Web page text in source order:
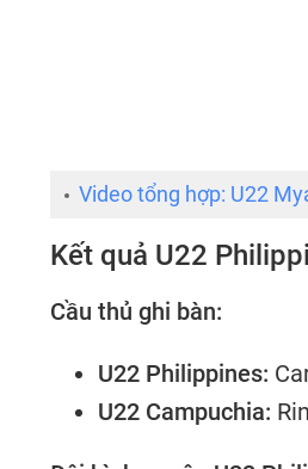
Video tổng hợp: U22
Kết quả U22
Cầu thủ ghi bàn:
U22 Philippines:
U22 Campuchia: